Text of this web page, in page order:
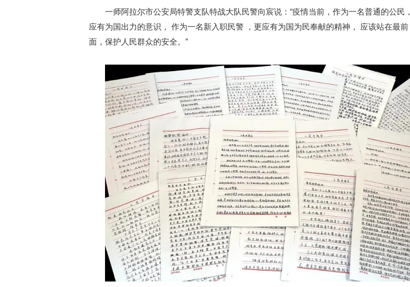
一师阿拉尔市公安局特警支队特战大队民警向宸说：“疫情当前，作为一名普通的公民，
应有为国出力的意识， 作为一名新入职民警 ，更应有为国为民奉献的精神， 应该站在最前
面，保护人民群众的安全。”